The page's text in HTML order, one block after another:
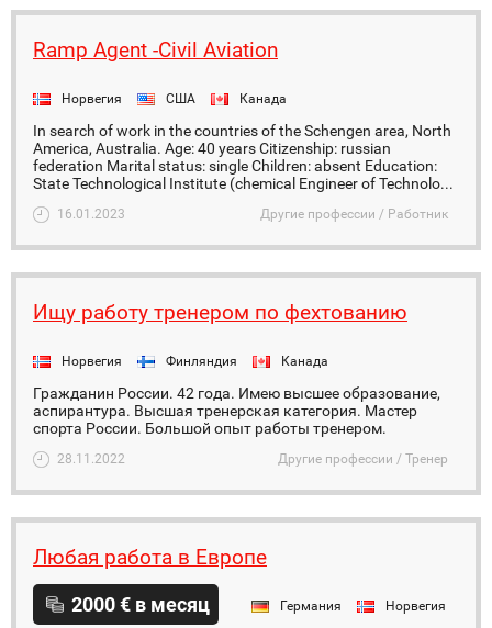
Ramp Agent -Civil Aviation
Норвегия США Канада
In search of work in the countries of the Schengen area, North
America, Australia. Age: 40 years Citizenship: russian
federation Marital status: single Children: absent Education:
State Technological Institute (chemical Engineer of Technolo...
16.01.2023 Другие профессии / Работник
Ищу работу тренером по фехтованию
Норвегия Финляндия Канада
Гражданин России. 42 года. Имею высшее образование,
аспирантура. Высшая тренерская категория. Мастер
спорта России. Большой опыт работы тренером.
28.11.2022 Другие профессии / Тренер
Любая работа в Европе
2000 € в месяц Германия
Норвегия